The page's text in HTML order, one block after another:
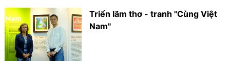
Triển lãm thơ - tranh "Cùng Việt
Nam"